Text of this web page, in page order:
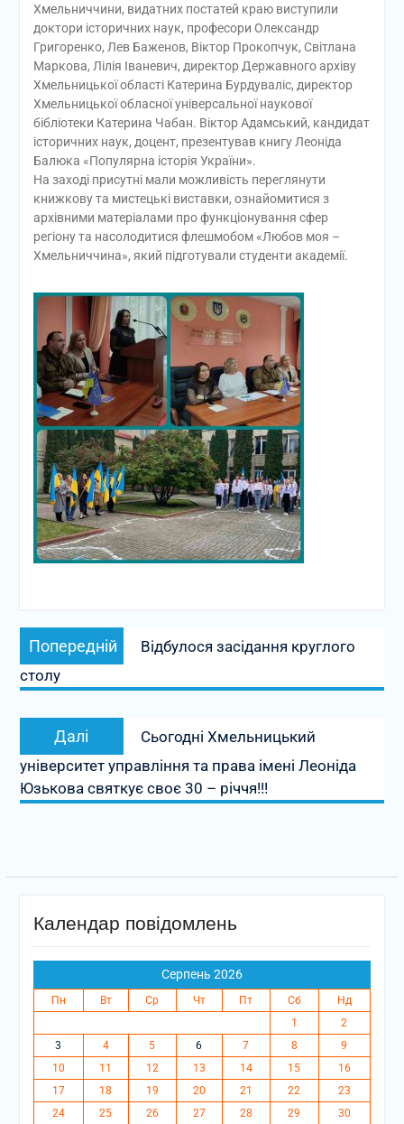
Хмельниччини, видатних постатей краю виступили
доктори історичних наук, професори Олександр
Григоренко, Лев Баженов, Віктор Прокопчук, Світлана
Маркова, Лілія Іваневич, директор Державного архіву
Хмельницької області Катерина Бурдуваліс, директор
Хмельницької обласної універсальної наукової
бібліотеки Катерина Чабан. Віктор Адамський, кандидат
історичних наук, доцент, презентував книгу Леоніда
Балюка «Популярна історія України».
На заході присутні мали можливість переглянути
книжкову та мистецькі виставки, ознайомитися з
архівними матеріалами про функціонування сфер
регіону та насолодитися флешмобом «Любов моя –
Хмельниччина», який підготували студенти академії.
Навігація
записів
Попередній
Попередній
запис:
Відбулося засідання круглого
столу
Далі
Наступний
запис:
Сьогодні Хмельницький
університет управління та права імені Леоніда
Юзькова святкує своє 30 – річчя!!!
Календар повідомлень
Серпень 2026
Пн Вт Ср Чт Пт Сб
Нд
1
2
3
4 5 6 7 8
9
10
11 12 13 14 15
16
17
18 19 20 21 22
23
24
25 26 27 28 29
30